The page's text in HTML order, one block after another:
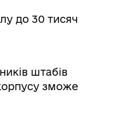
до 30 тисяч
штабів
зможе